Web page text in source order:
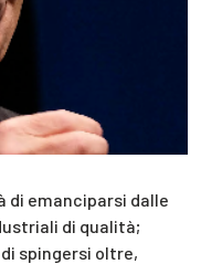
di emanciparsi dalle
di qualità;
spingersi oltre,